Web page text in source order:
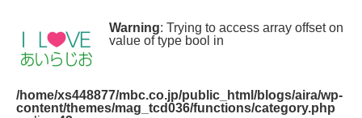
Warning: Trying to access array offset on
value of type bool in
/home/xs448877/mbc.co.jp/public_html/blogs/aira/wp-
content/themes/mag_tcd036/functions/category.php